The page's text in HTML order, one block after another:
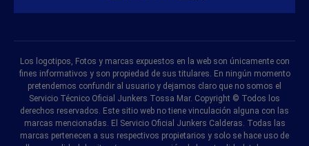
Los logotipos, Fotos y marcas expuestos en la web son únicamente con
fines informativos y son propiedad de sus titulares. En ningún momento
pretendemos confundir al usuario y dejamos claro que no somos el
Servicio Técnico Oficial Junkers Tossa Mar. Copyright © Todos los
derechos reservados. Este sitio web no tiene vinculación alguna con las
marcas mencionadas. El Servicio Oficial Junkers Calderas. Todas las
marcas pertenecen a sus respectivos propietarios y solo se hace uso de